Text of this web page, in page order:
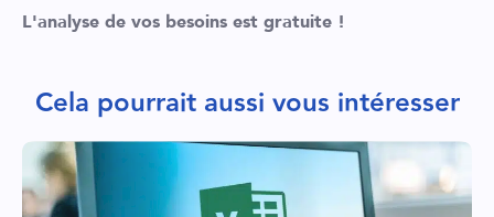
L'analyse de vos besoins est gratuite !
Cela pourrait aussi vous intéresser